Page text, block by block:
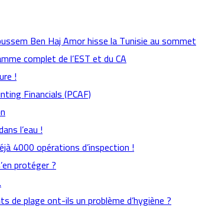
Ben Haj Amor hisse la Tunisie au sommet
complet de l’EST et du CA
!
Financials (PCAF)
l’eau !
4000 opérations d’inspection !
protéger ?
de plage ont-ils un problème d’hygiène ?